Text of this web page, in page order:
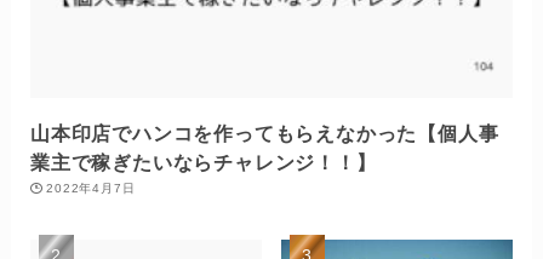
山本印店でハンコを作ってもらえなかった【個人事
業主で稼ぎたいならチャレンジ！！】
2022年4月7日